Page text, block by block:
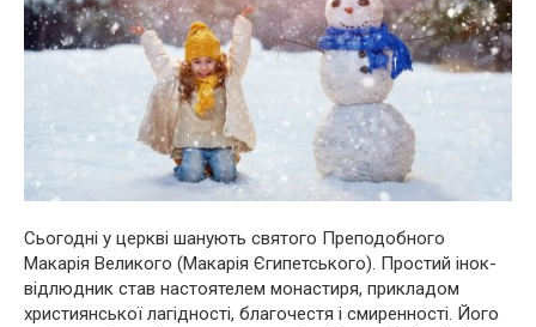
Сьогодні у церкві шанують святого Преподобного
Макарія Великого (Макарія Єгипетського). Простий інок-
відлюдник став настоятелем монастиря, прикладом
християнської лагідності, благочестя і смиренності. Його